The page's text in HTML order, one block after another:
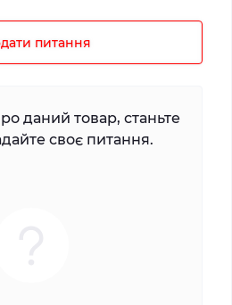
питання
даний товар, станьте
своє питання.